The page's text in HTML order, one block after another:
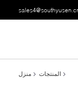
منزل المنتجات